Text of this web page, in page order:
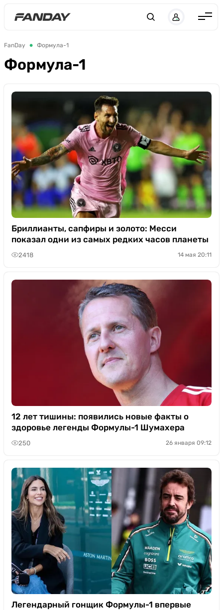
Франция
Украина
ЛЧ
ЛЕ
ЧЕ-2028
Букмекеры
Казино
FanDay Формула-1
Формула-1
Бриллианты, сапфиры и золото: Месси
показал одни из самых редких часов планеты
2418 14 мая 20:11
12 лет тишины: появились новые факты о
здоровье легенды Формулы-1 Шумахера
250 26 января 09:12
Легендарный гонщик Формулы-1 впервые